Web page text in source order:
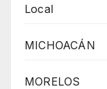
Local
MICHOACÁN
MORELOS